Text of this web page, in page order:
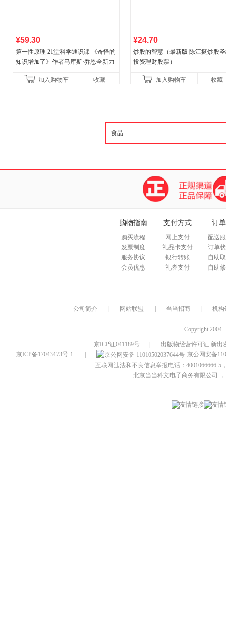
¥59.30
第一性原理 21堂科学通识课 《奇怪的
知识增加了》作者马库斯·乔恩全新力
加入购物车
收藏
¥24.70
炒股的智慧（最新版 陈江挺炒股
投资理财股票）
加入购物车 收藏
购物指南
购买流程
发票制度
服务协议
会员优惠
支付方式
网上支付
礼品卡支付
银行转账
礼券支付
订
配送
订单
自助
自助
公司简介 网站联盟 当当招商 机构
Copyright 2004
京ICP证041189号
出版物经营许可证 新出
京ICP备17043473号-1
京公网安备
互联网违法和不良信息举报电话：4001066666-5
北京当当科文电子商务有限公司